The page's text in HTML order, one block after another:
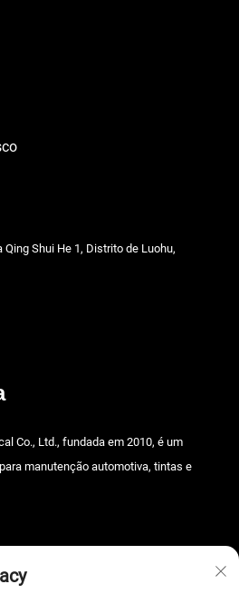
Qing Shui He 1, Distrito de Luohu,
Co., Ltd., fundada em 2010, é um
manutenção automotiva, tintas e